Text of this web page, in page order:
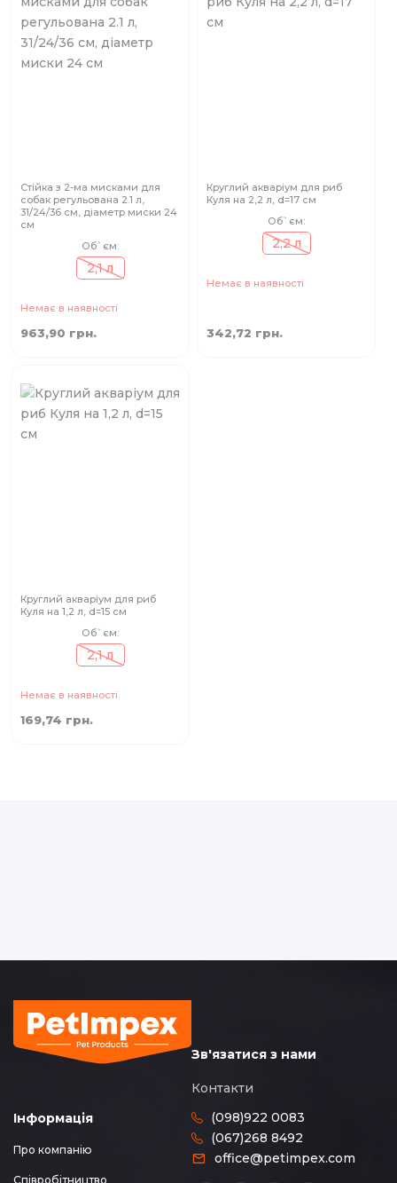
Стійка з 2-ма мисками для
собак регульована 2.1 л,
31/24/36 см, діаметр миски 24
см
Об`єм:
2,1 л
Немає в наявності
963,90 грн.
Круглий акваріум для риб
Куля на 2,2 л, d=17 см
Об`єм:
2,2 л
Немає в наявності
342,72 грн.
Круглий акваріум для риб
Куля на 1,2 л, d=15 см
Об`єм:
2,1 л
Немає в наявності
169,74 грн.
Інформація
Про компанію
Співробітництво
Зв'язатися з нами
Контакти
(098)922 0083
(067)268 8492
office@petimpex.com